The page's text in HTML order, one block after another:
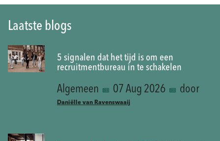
Laatste blogs
5 signalen dat het tijd is om een
recruitmentbureau in te schakelen
Algemeen 07 Aug 2026 door
Daniëlle van Ravenswaaij